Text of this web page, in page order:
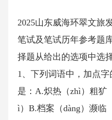
2025山东威海环翠文旅
笔试及笔试历年参考题
择题从给出的选项中选
1、下列词语中，加点
是：A.炽热（zhì）粗犷
ì）B.档案（dàng）濒临